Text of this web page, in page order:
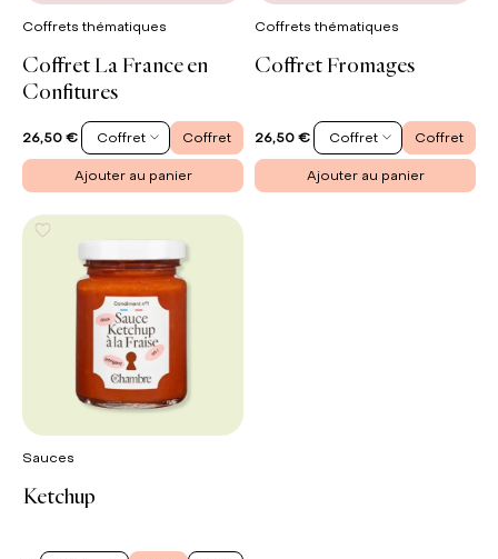
Coffrets thématiques
Coffret La France en
Confitures
26,50 € Coffret Coffret
Ajouter au panier
Coffrets thématiques
Coffret Fromages
26,50 € Coffret Coffret
Ajouter au panier
Sauces
Ketchup